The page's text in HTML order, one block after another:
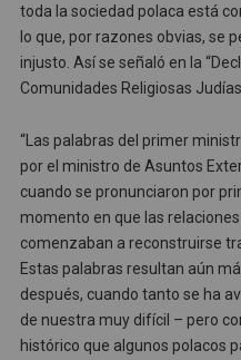
toda la sociedad polaca está
lo que, por razones obvias, se
injusto. Así se señaló en la
Comunidades Religiosas
“Las palabras del primer
por el ministro de Asuntos
cuando se pronunciaron por
momento en que las
comenzaban a reconstruirse
Estas palabras resultan aún
después, cuando tanto se ha
de nuestra muy difícil – pero
histórico que algunos polacos